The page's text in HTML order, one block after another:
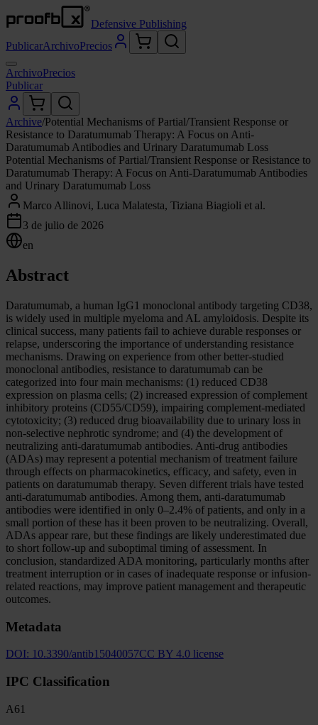
Defensive Publishing
PublicarArchivoPrecios
ArchivoPrecios
Publicar
Archive/Potential Mechanisms of Partial/Transient Response or
Resistance to Daratumumab Therapy: A Focus on Anti-
Daratumumab Antibodies and Urinary Daratumumab Loss
Potential Mechanisms of Partial/Transient Response or Resistance to
Daratumumab Therapy: A Focus on Anti-Daratumumab Antibodies
and Urinary Daratumumab Loss
Marco Allinovi, Luca Malatesta, Tiziana Biagioli et al.
3 de julio de 2026
en
Abstract
Daratumumab, a human IgG1 monoclonal antibody targeting CD38,
is widely used in multiple myeloma and AL amyloidosis. Despite its
clinical success, many patients fail to achieve durable responses or
relapse, underscoring the importance of understanding resistance
mechanisms. Drawing on experience from other better-studied
monoclonal antibodies, resistance to daratumumab can be
categorized into four main mechanisms: (1) reduced CD38
expression on plasma cells; (2) increased expression of complement
inhibitory proteins (CD55/CD59), impairing complement-mediated
cytotoxicity; (3) reduced drug bioavailability due to urinary loss in
non-selective nephrotic syndrome; and (4) the development of
neutralizing anti-daratumumab antibodies. Anti-drug antibodies
(ADAs) may represent a potential mechanism of treatment failure
through effects on pharmacokinetics, efficacy, and safety, even in
patients on daratumumab therapy. Seven different trials have tested
anti-daratumumab antibodies. Among them, anti-daratumumab
antibodies were identified in only 0–2.4% of patients, and only in a
small portion of these has it been proven to be neutralizing. Overall,
ADAs appear rare, but these findings are likely underestimated due
to short follow-up and suboptimal timing of assessment. In
conclusion, standardized ADA monitoring, particularly months after
treatment interruption or in cases of inadequate response or infusion-
related reactions, may improve patient management and therapeutic
outcomes.
Metadata
DOI: 10.3390/antib15040057CC BY 4.0 license
IPC Classification
A61